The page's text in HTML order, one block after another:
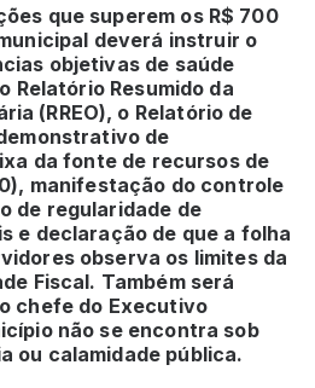
que superem os R$ 700
deverá instruir o
objetivas de saúde
Relatório Resumido da
(RREO), o Relatório de
de
da fonte de recursos de
manifestação do controle
de regularidade de
e declaração de que a folha
observa os limites da
Fiscal. Também será
chefe do Executivo
não se encontra sob
ou calamidade pública.